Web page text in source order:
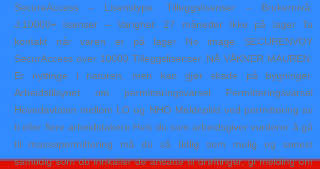
SecureAccess – Lisenstype: Tilleggslisenser – Brukernivå:
J:10000+ lisenser – Varighet: 27 måneder Ikke på lager Ta
kontakt når varen er på lager No image SECURENVOY
SecurAccess over 10000 Tilleggslisenser. NÅ VÅKNER MAUREN:
Er nyttinge i naturen, men kan gjør skade på bygninger.
Arbeidstilsynet om permitteringsvarsel Permitteringsvarsel
Hovedavtalen mellom LO og NHO Meldeplikt ved permittering av
ti eller flere arbeidstakere Hvis du som arbeidsgiver vurderer å gå
til massepermittering må du så tidlig som mulig og senest
samtidig som du innkaller de ansatte til drøftinger, gi melding om